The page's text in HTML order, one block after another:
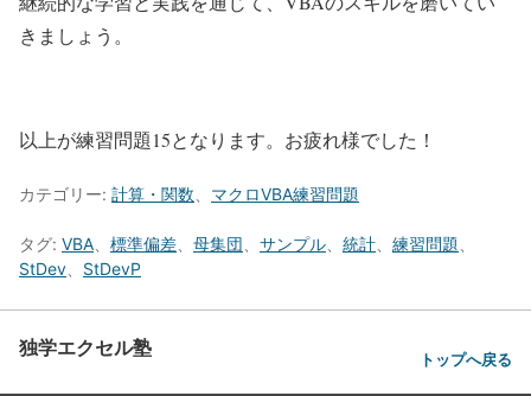
きましょう。
以上が練習問題15となります。お疲れ様でした！
カテゴリー: 計算・関数、 マクロVBA練習問題
タグ: VBA、 標準偏差、 母集団、 サンプル、 統計、 練習問題、
StDev、 StDevP
独学エクセル塾 トップへ戻る